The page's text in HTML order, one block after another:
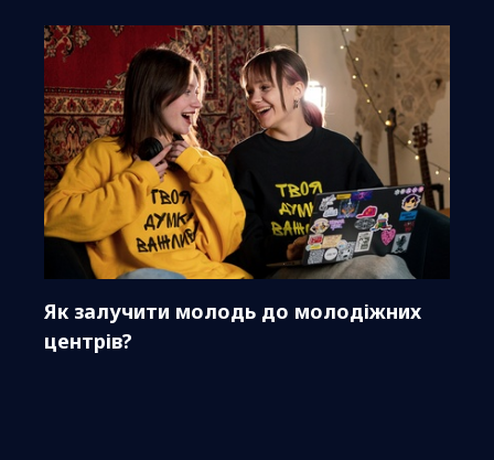
Як залучити молодь до молодіжних
центрів?